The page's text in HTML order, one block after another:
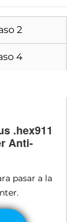
2
4
.hex911
Anti-
pasar a la